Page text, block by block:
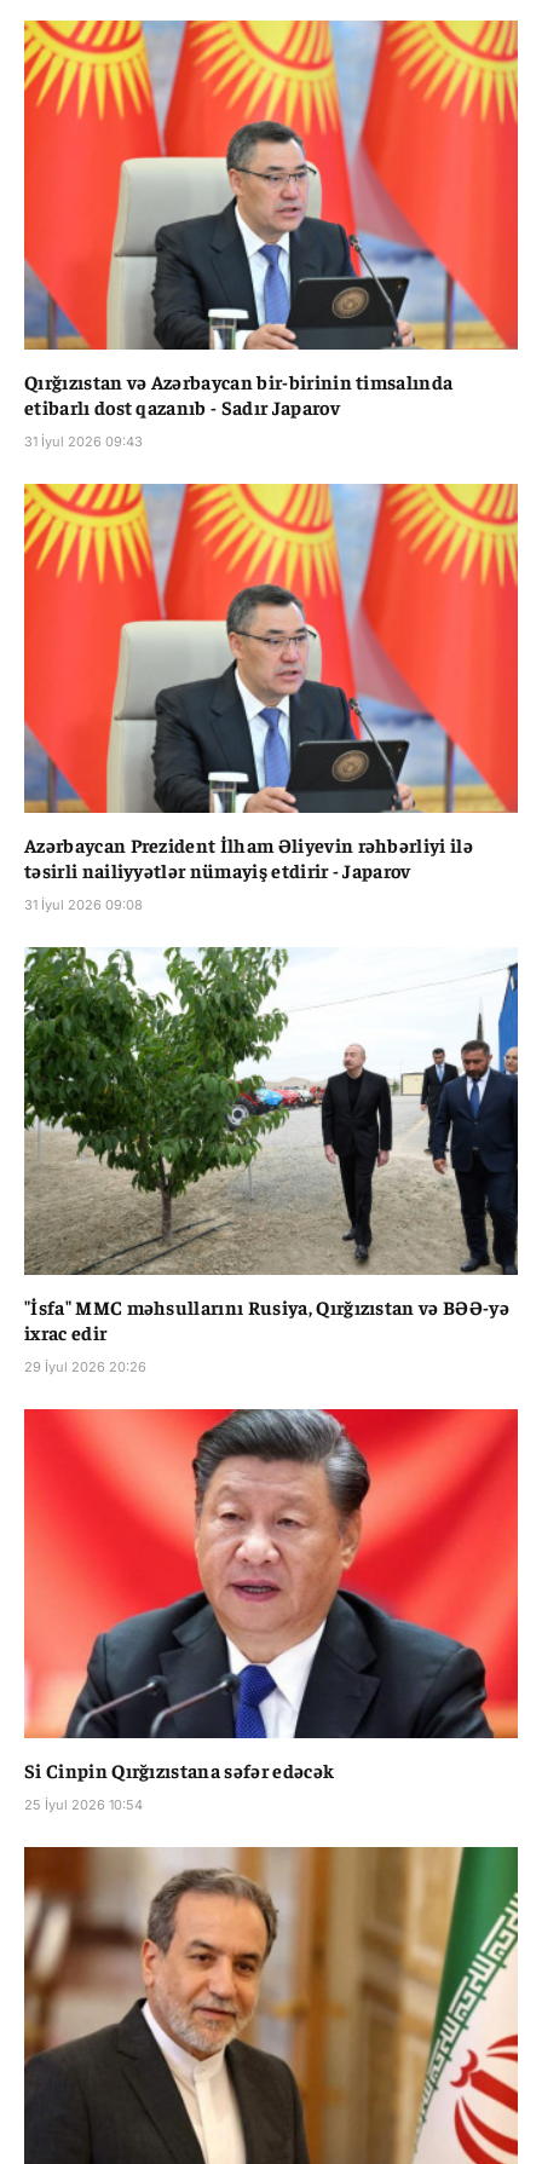
Qırğızıstan və Azərbaycan bir-birinin timsalında
etibarlı dost qazanıb - Sadır Japarov
31 İyul 2026 09:43
Azərbaycan Prezident İlham Əliyevin rəhbərliyi ilə
təsirli nailiyyətlər nümayiş etdirir - Japarov
31 İyul 2026 09:08
"İsfa" MMC məhsullarını Rusiya, Qırğızıstan və BƏƏ-yə
ixrac edir
29 İyul 2026 20:26
Si Cinpin Qırğızıstana səfər edəcək
25 İyul 2026 10:54